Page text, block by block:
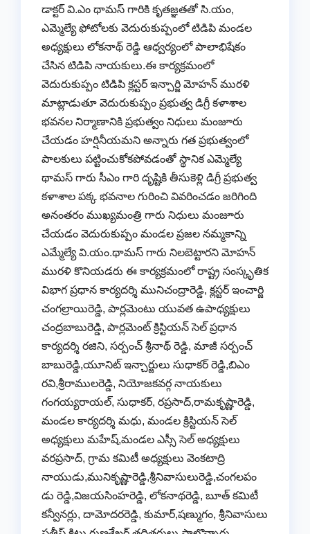
డాక్టర్ వి.ఎం థామస్ గారికి కృతజ్ఞతతో సి.యం,
ఎమ్మెల్యే ఫోటోలకు వెదురుకుప్పంలో టిడిపి మండల
అధ్యక్షులు లోకనాథ్ రెడ్డి ఆధ్వర్యంలో పాలాభిషేకం
చేసిన టిడిపి నాయకులు.ఈ కార్యక్రమంలో
వెదురుకుప్పం టిడిపి క్లస్టర్ ఇన్చార్జి మోహన్ మురళి
మాట్లాడుతూ వెదురుకుప్పం ప్రభుత్వ డిగ్రీ కళాశాల
భవనల నిర్మాణానికి ప్రభుత్వం నిధులు మంజూరు
చేయడం హర్షినీయమని అన్నారు గత ప్రభుత్వంలో
పాలకులు పట్టించుకోకపోవడంతో స్థానిక ఎమ్మెల్యే
థామస్ గారు సీఎం గారి దృష్టికి తీసుకెళ్లి డిగ్రీ ప్రభుత్వ
కళాశాల పక్క భవనాల గురించి వివరించడం జరిగింది
అనంతరం ముఖ్యమంత్రి గారు నిధులు మంజూరు
చేయడం వెదురుకుప్పం మండల ప్రజల నమ్మకాన్ని
ఎమ్మేల్యే వి.యం.థామస్ గారు నిలబెట్టారని మోహన్
మురళి కొనియడరు ఈ కార్యక్రమంలో రాష్ట్ర సంస్కృతిక
విభాగ ప్రధాన కార్యదర్శి మునిచంద్రారెడ్డి, క్లస్టర్ ఇంచార్జి
చంగల్రాయిరెడ్డి, పార్లమెంటు యువత ఉపాధ్యక్షులు
చంద్రబాబురెడ్డి, పార్లమెంట్ క్రిస్టియన్ సెల్ ప్రధాన
కార్యదర్శి రజిని, సర్పంచ్ శ్రీనాథ్ రెడ్డి, మాజీ సర్పంచ్
బాబురెడ్డి,యూనిట్ ఇన్చార్జులు సుధాకర్ రెడ్డి,బిఎం
రవి,శ్రీరాములరెడ్డి, నియోజకవర్గ నాయకులు
గంగయ్యరాయల్, సుధాకర్, రప్రసాద్,రామకృష్ణారెడ్డి,
మండల కార్యదర్శి మధు, మండల క్రిస్టియన్ సెల్
అధ్యక్షులు మహేష్,మండల ఎస్సీ సెల్ అధ్యక్షులు
వరప్రసాద్, గ్రామ కమిటీ అధ్యక్షులు వెంకటాద్రి
నాయుడు,మునికృష్ణారెడ్డి,శ్రీనివాసులురెడ్డి,చంగలపం
డు రెడ్డి,విజయసింహరెడ్డి, లోకనాథరెడ్డి, బూత్ కమిటీ
కన్వీనర్లు, దామోదరరెడ్డి, కుమార్,షణ్ముగం, శ్రీనివాసులు